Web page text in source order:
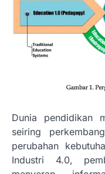
Dunia pendidikan
seiring
perubahan
Industri 4.0,